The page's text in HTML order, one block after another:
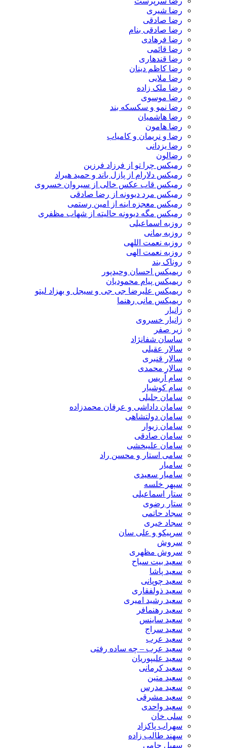
رضا شیری
رضا صادقی
رضا صادقی بنام
رضا فرهادی
رضا قائمی
رضا قندهاری
رضا کاظم دینان
رضا ملایی
رضا ملک زاده
رضا موسوی
رضا نمو و سکسکه بند
رضا هاشمیان
رضا هامون
رضا و نریمان و کامیاب
رضا یزدانی
رضالون
رمیکس چرا تو از فرزاد فرزین
رمیکس دلارام از پازل باند و حمید هیراد
رمیکس قاب عکس خالی از سیروان خسروی
رمیکس مرد دیوونه از رضا صادقی
رمیکس معجزه اینه از امین رستمی
رمیکس مگه دیوونه حالیته از شهاب مظفری
روزبه اسماعیلی
روزبه بمانی
روزبه نعمت اللهی
روزبه نعمت الهی
روناک بند
ریمیکس احسان وحیدپور
ریمیکس پیام محمودیان
ریمیکس علیرضا جی جی و سیجل و بهزاد لیتو
ریمیکس مانی رهنما
زانیار
زانیار خسروی
زیر صفر
ساسان شفانژاد
سالار عقیلی
سالار قنبری
سالار محمدی
سام آریس
سام کوشیار
سامان جلیلی
سامان داداشی و عرفان محمدزاده
سامان دولتشاهی
سامان زیوار
سامان صادقی
سامان علیبخشی
سامی استار و محسن راد
سامیار
سامیار سعیدی
سپهر خلسه
ستار اسماعیلی
ستار رضوی
سجاد حاتمی
سجاد خیری
سرپیکو و علی سان
سروش
سروش مظهری
سعید بیت سیاح
سعید پاشا
سعید چوپانی
سعید ذولفقاری
سعید رشید امیری
سعید رهنمافر
سعید ساینس
سعید سراج
سعید عرب
سعید عرب – چه ساده رفتی
سعید علیپوریان
سعید کرمانی
سعید متین
سعید مدرس
سعید مشرقی
سعید واحدی
سلی خان
سهراب پاکزاد
سهند طالب زاده
سهیل جامی